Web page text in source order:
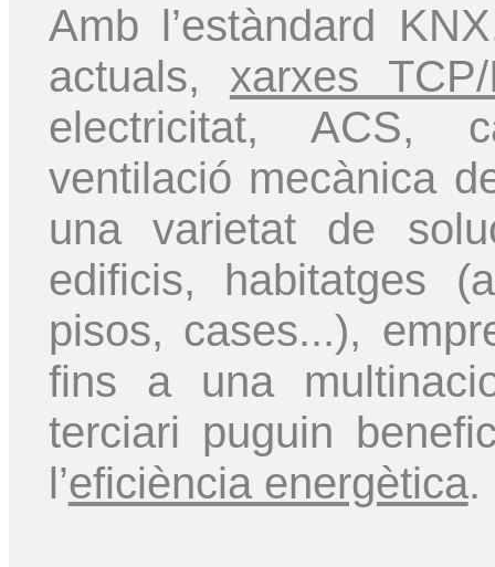
Amb l’estàndard
actuals, xarxes
electricitat, ACS,
ventilació mecànica
una varietat de
edificis, habitatges
pisos, cases...),
fins a una
terciari puguin
l’eficiència energètica.